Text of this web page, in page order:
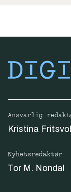
Ansvarlig
Kristina
Nyhetsredaktør
Tor M. Nondal